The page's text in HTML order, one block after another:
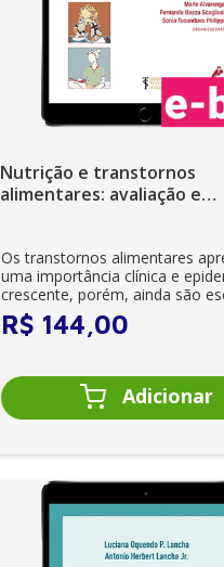
Nutrição e transtornos
alimentares: avaliação e
Os transtornos alimentares
uma importância clínica e
crescente, porém, ainda são
os t...
R$ 144 00